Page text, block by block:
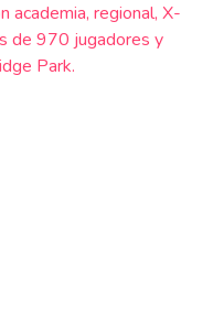
academia, regional, X-
de 970 jugadores y
Park.